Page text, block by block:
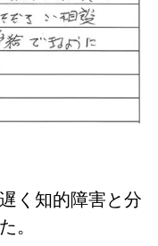
く知的障害と分
。